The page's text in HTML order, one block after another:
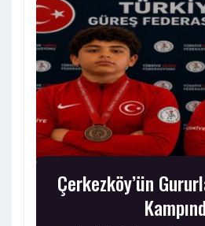
Çerkezköy’ün